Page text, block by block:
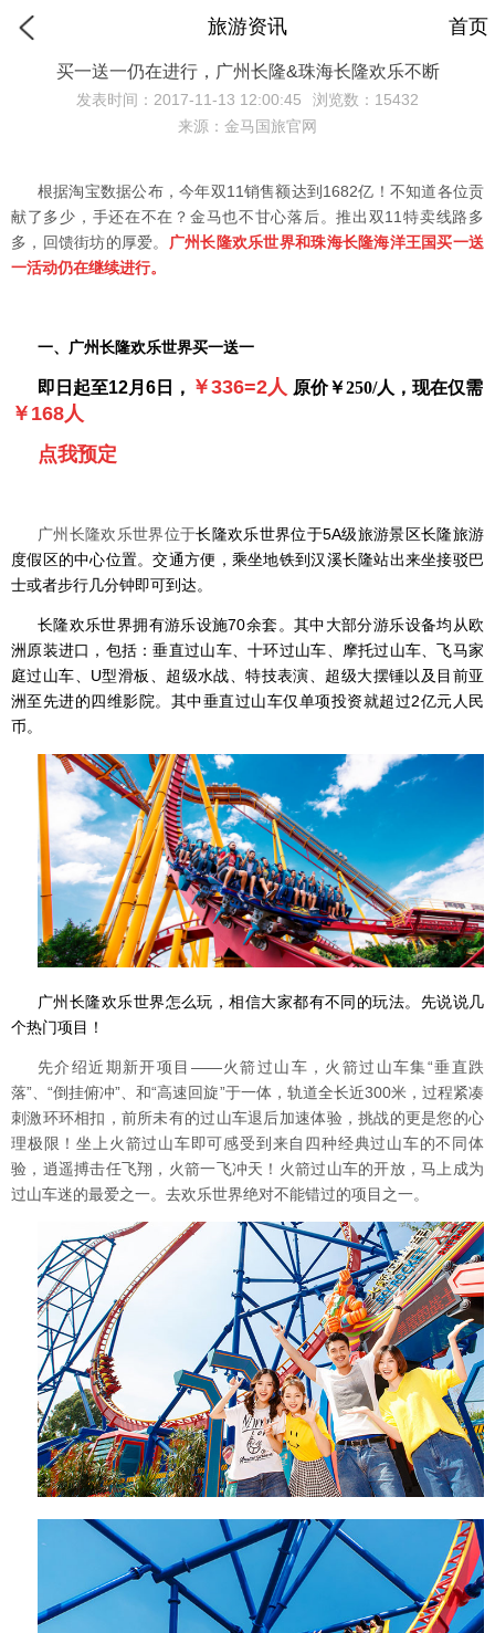
旅游资讯 首页
买一送一仍在进行，广州长隆&珠海长隆欢乐不断
发表时间：2017-11-13 12:00:45
浏览数：15432
来源：金马国旅官网
根据淘宝数据公布，今年双11销售额达到1682亿！不知道各位贡
献了多少，手还在不在？金马也不甘心落后。推出双11特卖线路多
多，回馈街坊的厚爱。 广州长隆欢乐世界和珠海长隆海洋王国买一送
一活动仍在继续进行。
一、广州长隆欢乐世界买一送一
即日起至12月6日， ￥336=2人 原价￥250/人，现在仅需
￥168人
点我预定
广州长隆欢乐世界位于长隆欢乐世界位于5A级旅游景区长隆旅游
度假区的中心位置。交通方便， 乘坐地铁到汉溪长隆站出来坐接驳巴
士或者步行几分钟即可到达。
长隆欢乐世界拥有游乐设施70余套。其中大部分游乐设备均从欧
洲原装进口，包括：垂直过山车、十环过山车、摩托过山车、飞马家
庭过山车、U型滑板、超级水战、特技表演、超级大摆锤以及目前亚
洲至先进的四维影院。其中垂直过山车仅单项投资就超过2亿元人民
币。
广州长隆欢乐世界怎么玩，相信大家都有不同的玩法。 先说说几
个热门项目！
先介绍近期新开项目——火箭过山车，火箭过山车集“垂直跌
落”、“倒挂俯冲”、和“高速回旋”于一体，轨道全长近300米，过程紧凑
刺激环环相扣，前所未有的过山车退后加速体验，挑战的更是您的心
理极限！坐上火箭过山车即可感受到来自四种经典过山车的不同体
验，逍遥搏击任飞翔，火箭一飞冲天！ 火箭过山车的开放，马上成为
过山车迷的最爱之一。去欢乐世界绝对不能错过的项目之一。